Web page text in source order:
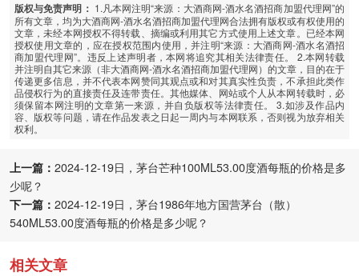
版权与免责声明： 1.凡本网注明“来源：大酒商网-酒水名酒招商加盟代理网”的
所有文章，均为大酒商网-酒水名酒招商加盟代理网合法拥有版权或有权使用的
文章，未经本网授权不得转载、摘编或利用其它方式使用上述文章。已经本网
授权使用文章的，应在授权范围内使用，并注明“来源：大酒商网-酒水名酒招
商加盟代理网”。违反上述声明者，本网将追究其相关法律责任。 2.本网转载
并注明自其它来源（非大酒商网-酒水名酒招商加盟代理网）的文章，目的在于
传递更多信息，并不代表本网赞同其观点或和对其真实性负责，不承担此类作
品侵权行为的直接责任及连带责任。其他媒体、网站或个人从本网转载时，必
须保留本网注明的文章第一来源，并自负版权等法律责任。 3.如涉及作品内
容、版权等问题，请在作品发表之日起一周内与本网联系，否则视为放弃相关
权利。
上一篇： 2024-12-19日，茅台芒种100ML53.00度酒每瓶的价格是多
少呢？
下一篇： 2024-12-19日，茅台1986年地方国营茅台（散）
540ML53.00度酒每瓶的价格是多少呢？
相关文章